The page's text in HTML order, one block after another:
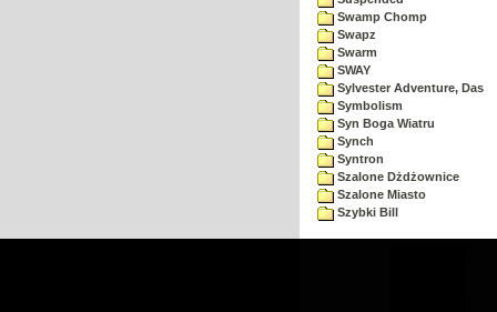
Swamp Chomp
Swapz
Swarm
SWAY
Sylvester Adventure, Das
Symbolism
Syn Boga Wiatru
Synch
Syntron
Szalone Dżdżownice
Szalone Miasto
Szybki Bill